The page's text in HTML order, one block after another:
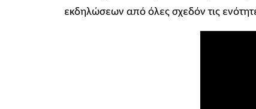
εκδηλώσεων από όλες σχεδόν τις